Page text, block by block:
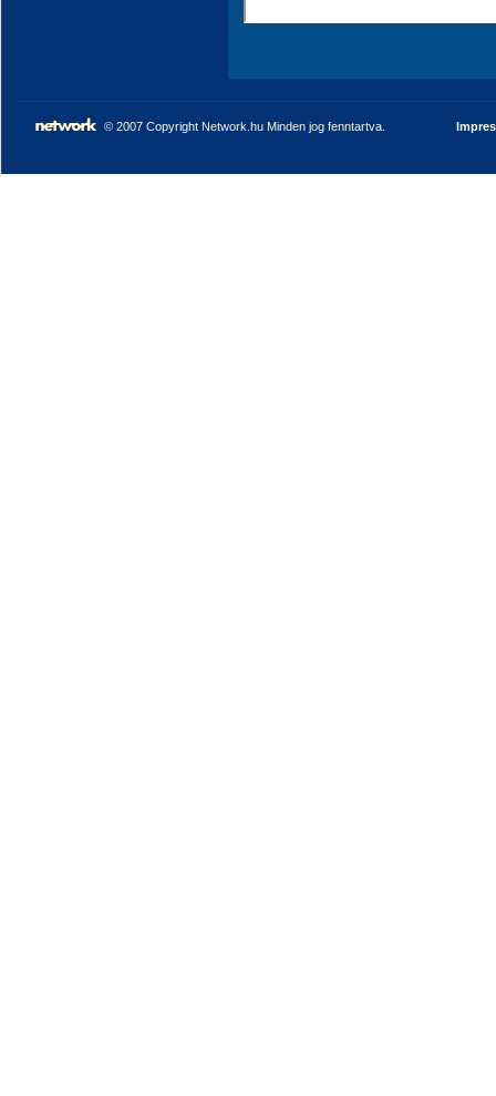
© 2007 Copyright Network.hu Minden jog fenntartva.